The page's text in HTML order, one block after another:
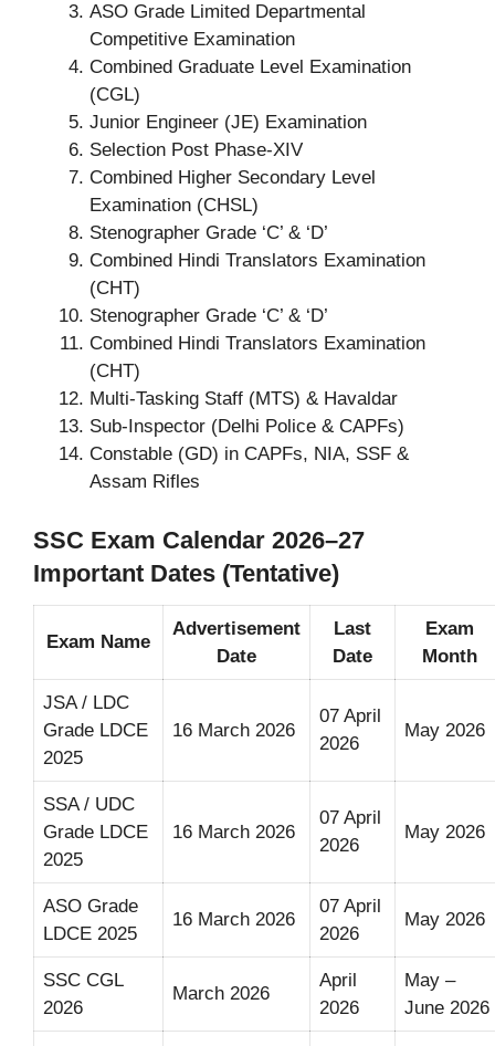
ASO Grade Limited Departmental
Competitive Examination
Combined Graduate Level Examination
(CGL)
Junior Engineer (JE) Examination
Selection Post Phase-XIV
Combined Higher Secondary Level
Examination (CHSL)
Stenographer Grade ‘C’ & ‘D’
Combined Hindi Translators Examination
(CHT)
Stenographer Grade ‘C’ & ‘D’
Combined Hindi Translators Examination
(CHT)
Multi-Tasking Staff (MTS) & Havaldar
Sub-Inspector (Delhi Police & CAPFs)
Constable (GD) in CAPFs, NIA, SSF &
Assam Rifles
SSC Exam Calendar 2026–27
Important Dates (Tentative)
Exam Name
Advertisement
Date
Last
Date
Exam
Month
JSA / LDC
Grade LDCE
2025
16 March 2026
07 April
2026
May 2026
SSA / UDC
Grade LDCE
2025
16 March 2026
07 April
2026
May 2026
ASO Grade
LDCE 2025
16 March 2026
07 April
2026
May 2026
SSC CGL
2026
March 2026
April
2026
May –
June 2026